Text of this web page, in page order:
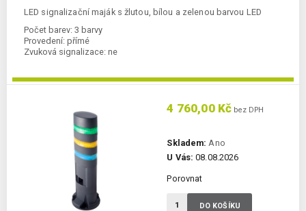
LED signalizační maják s žlutou, bílou a zelenou barvou LED
Počet barev: 3 barvy
Provedení: přímé
Zvuková signalizace: ne
4 760,00 Kč bez DPH
Skladem: Ano
U Vás: 08.08.2026
Porovnat
DO KOŠÍKU